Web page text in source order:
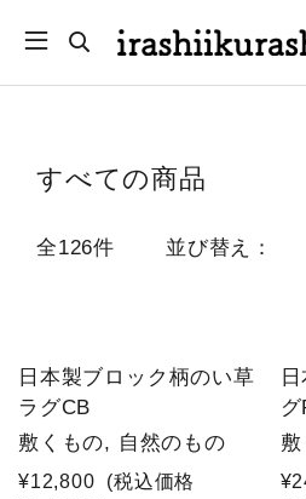
すべての商品
全126件 並び替え：
日本製ブロック柄のい草
ラグCB
敷くもの, 自然のもの
¥12,800
(税込価格